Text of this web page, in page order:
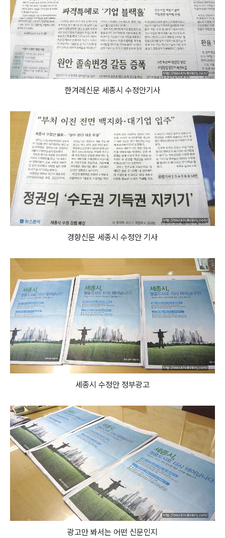
한겨레신문 세종시 수정안기사
경향신문 세종시 수정안 기사
세종시 수정안 정부광고
광고만 봐서는 어떤 신문인지